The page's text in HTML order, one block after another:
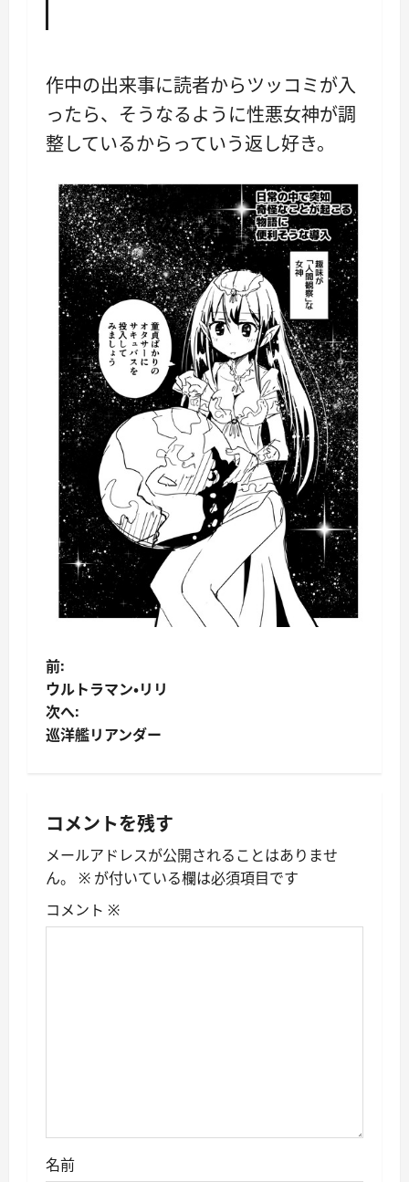
作中の出来事に読者からツッコミが入
ったら、そうなるように性悪女神が調
整しているからっていう返し好き。
投
稿
ナ
ゲ
ー
シ
ョ
前:
ウルトラマン・リリ
次へ:
巡洋艦リアンダー
コメントを残す
メールアドレスが公開されることはありませ
ん。
※ が付いている欄は必須項目です
コメント ※
名前